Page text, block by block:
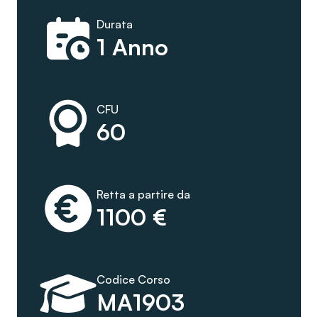
1 Anno
Durata
60
CFU
1100 €
Retta a partire da
MA1903
Codice Corso